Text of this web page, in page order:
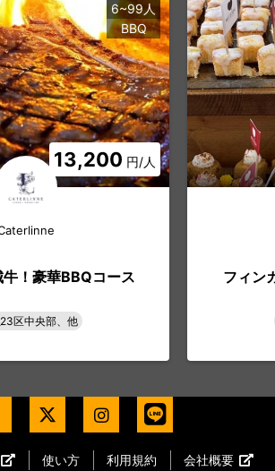
13,200 円/人
6~99人
BBQ
！豪華BBQコース
区中央部、他
フィン
使い方 利用規約 会社概要